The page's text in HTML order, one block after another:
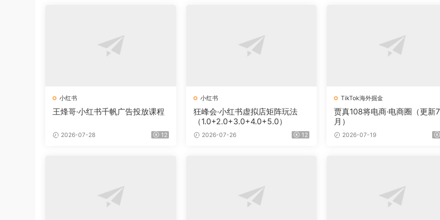
小红书
王烽哥·小红书千帆广告投放课程
2026-07-28 12
小红书
狂峰会·小红书虚拟店矩阵玩法
（1.0+2.0+3.0+4.0+5.0）
2026-07-26 12
TikTok海外掘金
贾真108将电商·电商圈（更新7
月）
2026-07-19